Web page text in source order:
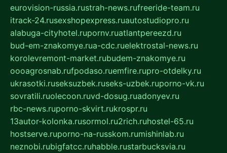
eurovision-russia.rustrah-news.rufreeride-team.ru
itrack-24.rusexshopexpress.ruautostudiopro.ru
alabuga-cityhotel.rupornv.ruatlantpereezd.ru
bud-em-znakomye.rua-cdc.ruelektrostal-news.ru
korolevremont-market.rubudem-znakomye.ru
oooagrosnab.rufpodaso.ruemfire.rupro-otdelky.ru
ukrasotki.ruseksuzbek.ruseks-uzbek.ruporno-vk.ru
sovratili.ruolecoon.ruvd-dosug.ruadonyev.ru
rbc-news.ruporno-skvirt.rukrospr.ru
13autor-kolonka.rusormol.ru2rich.ruhostel-65.ru
hostserve.ruporno-na-russkom.rumishinlab.ru
neznobi.rubigfatcc.ruhabble.rustarbucksvia.ru